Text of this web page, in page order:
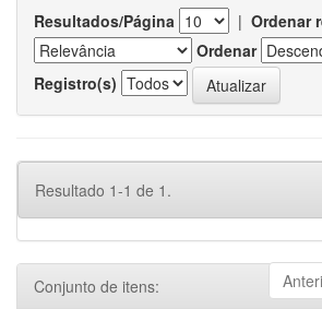
Resultados/Página | Ordenar
Ordenar
Registro(s)
Resultado 1-1 de 1.
Conjunto de itens: